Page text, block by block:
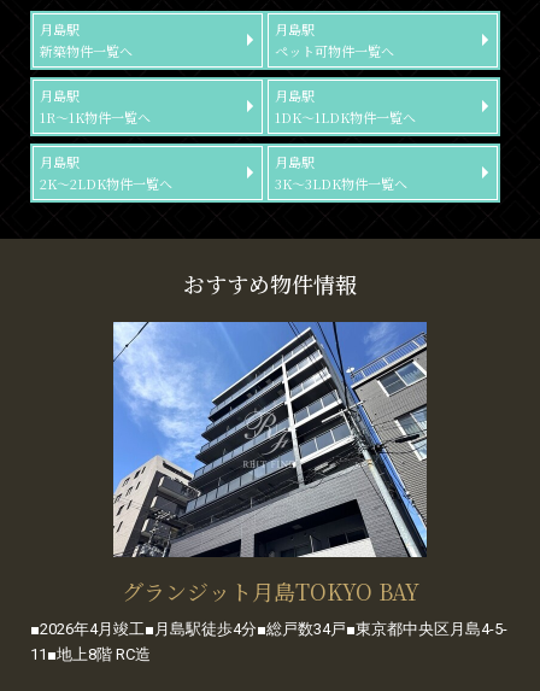
月島駅
新築物件一覧へ
月島駅
ペット可物件一覧へ
月島駅
1R～1K物件一覧へ
月島駅
1DK～1LDK物件一覧へ
月島駅
2K～2LDK物件一覧へ
月島駅
3K～3LDK物件一覧へ
おすすめ物件情報
グランジット月島TOKYO BAY
■2026年4月竣工■月島駅徒歩4分■総戸数34戸■東京都中央区月島4-5-
11■地上8階 RC造